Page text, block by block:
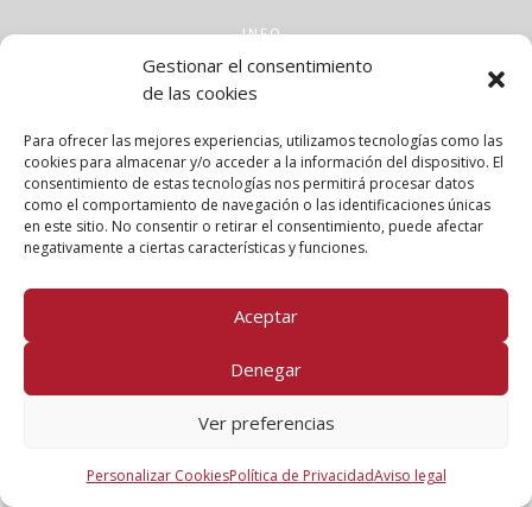
Gestionar el consentimiento
de las cookies
Para ofrecer las mejores experiencias, utilizamos tecnologías como las
cookies para almacenar y/o acceder a la información del dispositivo. El
consentimiento de estas tecnologías nos permitirá procesar datos
como el comportamiento de navegación o las identificaciones únicas
en este sitio. No consentir o retirar el consentimiento, puede afectar
negativamente a ciertas características y funciones.
Aceptar
Denegar
Ver preferencias
Personalizar CookiesPolítica de PrivacidadAviso legal
INFO
Aviso legal
Política de privacidad
Política de cookies
Clases
Talleres
Conócenos